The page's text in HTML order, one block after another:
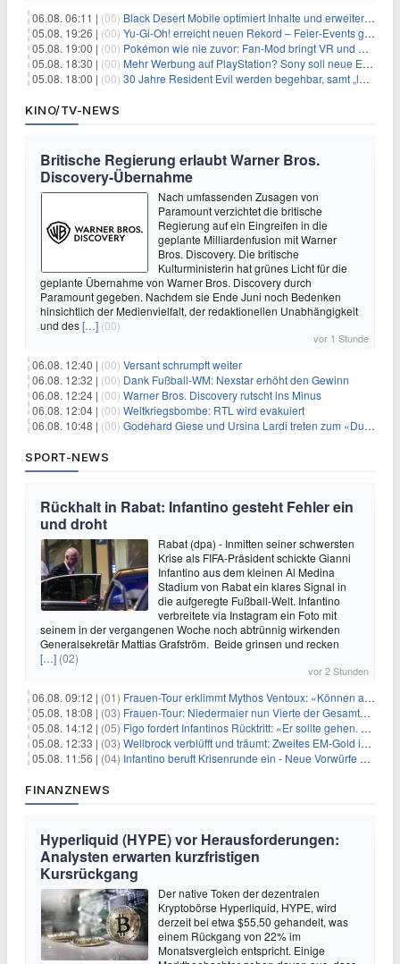
06.08. 06:11 | (00) Black Desert Mobile optimiert Inhalte und erweitert Treasure Access
05.08. 19:26 | (00) Yu‑Gi‑Oh! erreicht neuen Rekord – Feier‑Events gestartet
05.08. 19:00 | (00) Pokémon wie nie zuvor: Fan-Mod bringt VR und Ego-Perspektive nach Kanto
05.08. 18:30 | (00) Mehr Werbung auf PlayStation? Sony soll neue Einnahmequellen prüfen
05.08. 18:00 | (00) 30 Jahre Resident Evil werden begehbar, samt „lebensgroßem Leon“
KINO/TV-NEWS
Britische Regierung erlaubt Warner Bros.
Discovery-Übernahme
Nach umfassenden Zusagen von
Paramount verzichtet die britische
Regierung auf ein Eingreifen in die
geplante Milliardenfusion mit Warner
Bros. Discovery. Die britische
Kulturministerin hat grünes Licht für die
geplante Übernahme von Warner Bros. Discovery durch
Paramount gegeben. Nachdem sie Ende Juni noch Bedenken
hinsichtlich der Medienvielfalt, der redaktionellen Unabhängigkeit
und des[…] (00)
vor 1 Stunde
06.08. 12:40 | (00) Versant schrumpft weiter
06.08. 12:32 | (00) Dank Fußball-WM: Nexstar erhöht den Gewinn
06.08. 12:24 | (00) Warner Bros. Discovery rutscht ins Minus
06.08. 12:04 | (00) Weltkriegsbombe: RTL wird evakuiert
06.08. 10:48 | (00) Godehard Giese und Ursina Lardi treten zum «Duell» an
SPORT-NEWS
Rückhalt in Rabat: Infantino gesteht Fehler ein
und droht
Rabat (dpa) - Inmitten seiner schwersten
Krise als FIFA-Präsident schickte Gianni
Infantino aus dem kleinen Al Medina
Stadium von Rabat ein klares Signal in
die aufgeregte Fußball-Welt. Infantino
verbreitete via Instagram ein Foto mit
seinem in der vergangenen Woche noch abtrünnig wirkenden
Generalsekretär Mattias Grafström. Beide grinsen und recken
[…] (02)
vor 2 Stunden
06.08. 09:12 | (01) Frauen-Tour erklimmt Mythos Ventoux: «Können alles schaffen»
05.08. 18:08 | (03) Frauen-Tour: Niedermaier nun Vierte der Gesamtwertung
05.08. 14:12 | (05) Figo fordert Infantinos Rücktritt: «Er sollte gehen. Jetzt»
05.08. 12:33 | (03) Wellbrock verblüfft und träumt: Zweites EM-Gold in Paris
05.08. 11:56 | (04) Infantino beruft Krisenrunde ein - Neue Vorwürfe gegen FIFA
FINANZNEWS
Hyperliquid (HYPE) vor Herausforderungen:
Analysten erwarten kurzfristigen
Kursrückgang
Der native Token der dezentralen
Kryptobörse Hyperliquid, HYPE, wird
derzeit bei etwa $55,50 gehandelt, was
einem Rückgang von 22% im
Monatsvergleich entspricht. Einige